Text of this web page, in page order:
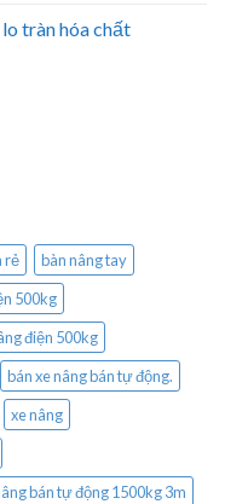
tràn hóa chất
rẻ
bàn nâng tay
500kg
điện 500kg
bán xe nâng bán tự động.
xe nâng
bán tự động 1500kg 3m